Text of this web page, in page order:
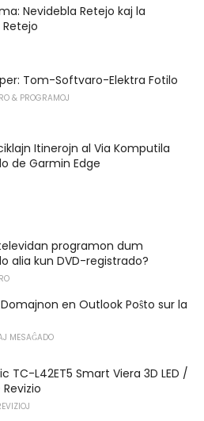
Nevidebla Retejo kaj la
Tom-Softvaro-Elektra Fotilo
& PROGRAMOJ
Itinerojn al Via Komputila
de Garmin Edge
programon dum
alia kun DVD-registrado?
Domajnon en Outlook Poŝto sur la
MESAĜADO
TC-L42ET5 Smart Viera 3D LED /